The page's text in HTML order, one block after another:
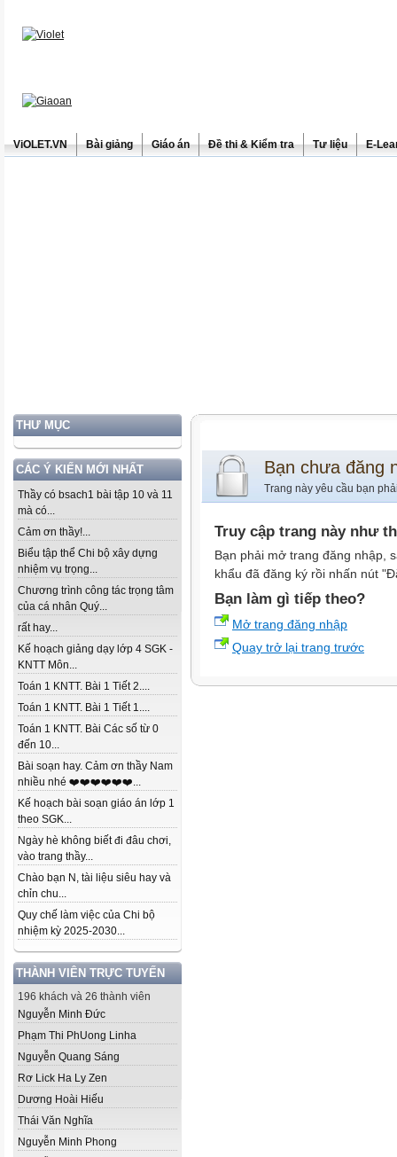
ViOLET.VN Bài giảng Giáo án Đề thi & Kiểm tra Tư liệu E-
THƯ MỤC
CÁC Ý KIẾN MỚI NHẤT
Thầy có bsach1 bài tập 10 và 11
mà có...
Cảm ơn thầy!...
Biểu tập thể Chi bộ xây dựng
nhiệm vụ trọng...
Chương trình công tác trọng tâm
của cá nhân Quý...
rất hay...
Kế hoạch giảng dạy lớp 4 SGK -
KNTT Môn...
Toán 1 KNTT. Bài 1 Tiết 2....
Toán 1 KNTT. Bài 1 Tiết 1....
Toán 1 KNTT. Bài Các số từ 0
đến 10...
Bài soạn hay. Cảm ơn thầy Nam
nhiều nhé ❤️❤️❤️❤️❤️❤️...
Kế hoạch bài soạn giáo án lớp 1
theo SGK...
Ngày hè không biết đi đâu chơi,
vào trang thầy...
Chào bạn N, tài liệu siêu hay và
chỉn chu...
Quy chế làm việc của Chi bộ
nhiệm kỳ 2025-2030...
THÀNH VIÊN TRỰC TUYẾN
196 khách và 26 thành viên
Nguyễn Minh Đức
Phạm Thi Ph­Uong Linha
Nguyễn Quang Sáng
Rơ Lick Ha Ly Zen
Dương Hoài Hiếu
Thái Văn Nghĩa
Nguyễn Minh Phong
Bạn chưa đăng
Trang này yêu cầu bạn
Truy cập trang này như
Bạn phải mở trang đăng nhập,
khẩu đã đăng ký rồi nhấn nút
Bạn làm gì tiếp theo?
Mở trang đăng nhập
Quay trở lại trang trước